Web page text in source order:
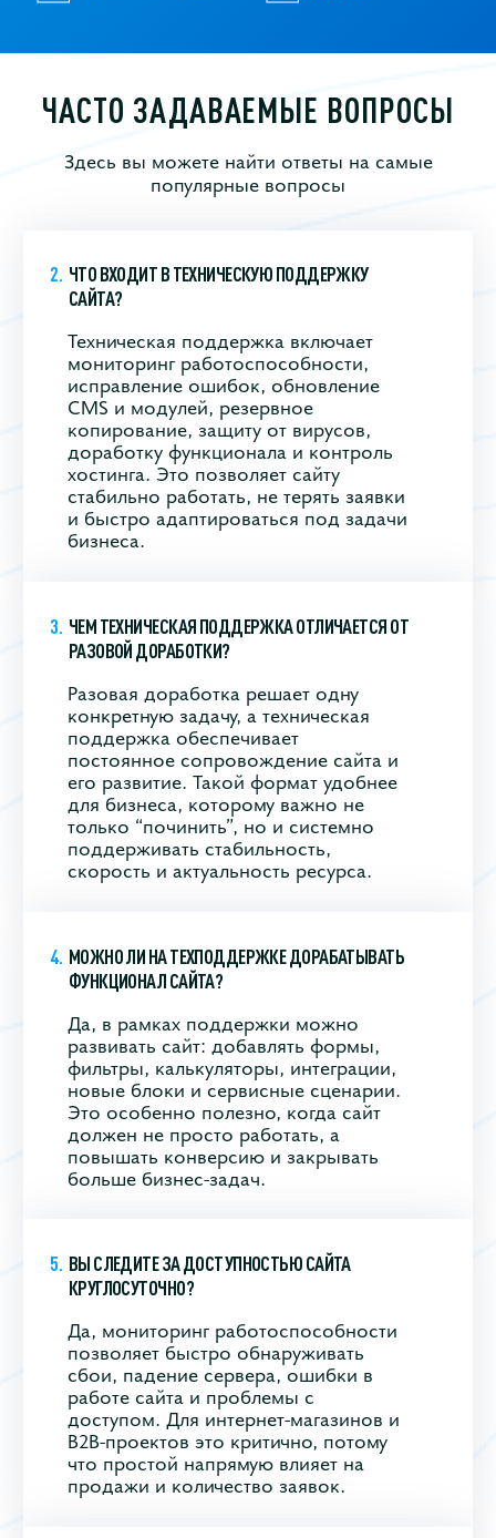
ЧАСТО ЗАДАВАЕМЫЕ ВОПРОСЫ
Здесь вы можете найти ответы на самые
популярные вопросы
ЧТО ВХОДИТ В ТЕХНИЧЕСКУЮ ПОДДЕРЖКУ
САЙТА?
Техническая поддержка включает
мониторинг работоспособности,
исправление ошибок, обновление
CMS и модулей, резервное
копирование, защиту от вирусов,
доработку функционала и контроль
хостинга. Это позволяет сайту
стабильно работать, не терять заявки
и быстро адаптироваться под задачи
бизнеса.
ЧЕМ ТЕХНИЧЕСКАЯ ПОДДЕРЖКА ОТЛИЧАЕТСЯ ОТ
РАЗОВОЙ ДОРАБОТКИ?
Разовая доработка решает одну
конкретную задачу, а техническая
поддержка обеспечивает
постоянное сопровождение сайта и
его развитие. Такой формат удобнее
для бизнеса, которому важно не
только “починить”, но и системно
поддерживать стабильность,
скорость и актуальность ресурса.
МОЖНО ЛИ НА ТЕХПОДДЕРЖКЕ ДОРАБАТЫВАТЬ
ФУНКЦИОНАЛ САЙТА?
Да, в рамках поддержки можно
развивать сайт: добавлять формы,
фильтры, калькуляторы, интеграции,
новые блоки и сервисные сценарии.
Это особенно полезно, когда сайт
должен не просто работать, а
повышать конверсию и закрывать
больше бизнес-задач.
ВЫ СЛЕДИТЕ ЗА ДОСТУПНОСТЬЮ САЙТА
КРУГЛОСУТОЧНО?
Да, мониторинг работоспособности
позволяет быстро обнаруживать
сбои, падение сервера, ошибки в
работе сайта и проблемы с
доступом. Для интернет-магазинов и
B2B-проектов это критично, потому
что простой напрямую влияет на
продажи и количество заявок.